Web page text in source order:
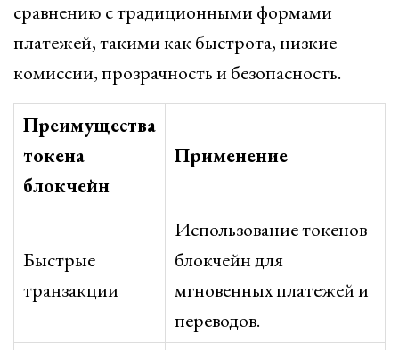
сравнению с традиционными формами
платежей, такими как быстрота, низкие
комиссии, прозрачность и безопасность.
Преимущества
токена
блокчейн
Применение
Быстрые
транзакции
Использование токенов
блокчейн для
мгновенных платежей и
переводов.